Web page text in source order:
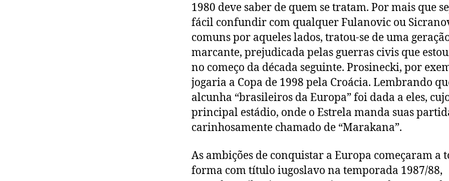
1980 deve saber de quem se tratam. Por mais que
fácil confundir com qualquer Fulanovic ou
comuns por aqueles lados, tratou-se de uma
marcante, prejudicada pelas guerras civis que
no começo da década seguinte. Prosinecki, por
jogaria a Copa de 1998 pela Croácia. Lembrando
alcunha “brasileiros da Europa” foi dada a eles,
principal estádio, onde o Estrela manda suas
carinhosamente chamado de “Marakana”.
As ambições de conquistar a Europa começaram a
forma com título iugoslavo na temporada 1987/88,